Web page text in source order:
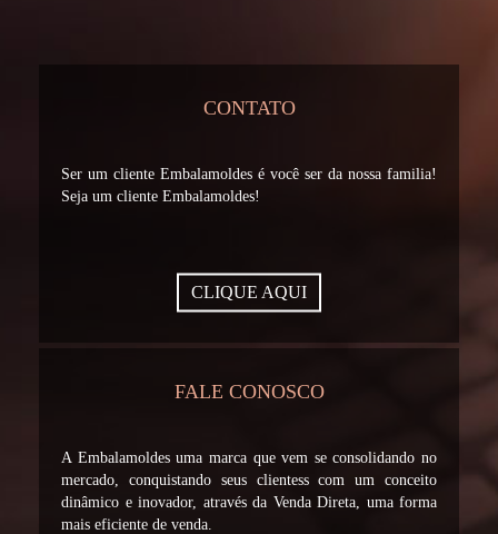
CONTATO
Ser um cliente Embalamoldes é você ser da nossa familia!
Seja um cliente Embalamoldes!
CLIQUE AQUI
FALE CONOSCO
A Embalamoldes uma marca que vem se consolidando no
mercado, conquistando seus clientess com um conceito
dinâmico e inovador, através da Venda Direta, uma forma
mais eficiente de venda.